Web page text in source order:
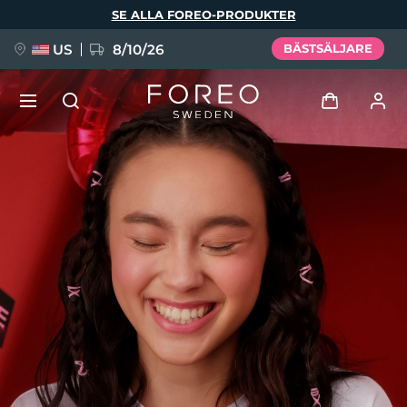
SE ALLA FOREO-PRODUKTER
US 8/10/26 BÄSTSÄLJARE
Användarprofil
Mina enheter
Mina beställningar
Mina adresser
Mina prenumerationer
NYHET
FAQ™ Pure Beauty-Tech Elixir
BREAKING NEWS
issa™ Teeth Whitening Set
Språk
English Deutsch
Español
Français
Italiano
Português
Polski
Svenska
Русский
Türkçe
简体中文 繁體中文